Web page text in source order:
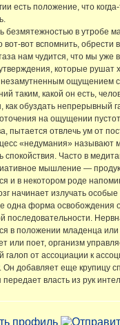
есть положение, что
безмятежностью в утробе
вот-вот вспомнить,
нам чудится, что мы
которые рушат
незамутненным ощущением
таким, какой он есть,
как обуздать непрерывный
на ощущении
пытается отвлечь ум от
«недумания» называют
спокойствия. Часто в
мышление —
и в некотором роде
начинает излучать
одна форма освобождения
последовательности.
в положении младенца
или поет, организм
галоп от ассоциации к
Он добавляет еще крупицу
передает власть из рук